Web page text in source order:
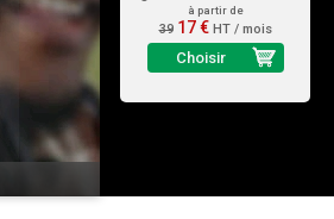
à partir de
39 17 €HT / mois
Choisir